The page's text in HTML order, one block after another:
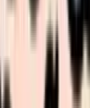
薬が出た時、病棟